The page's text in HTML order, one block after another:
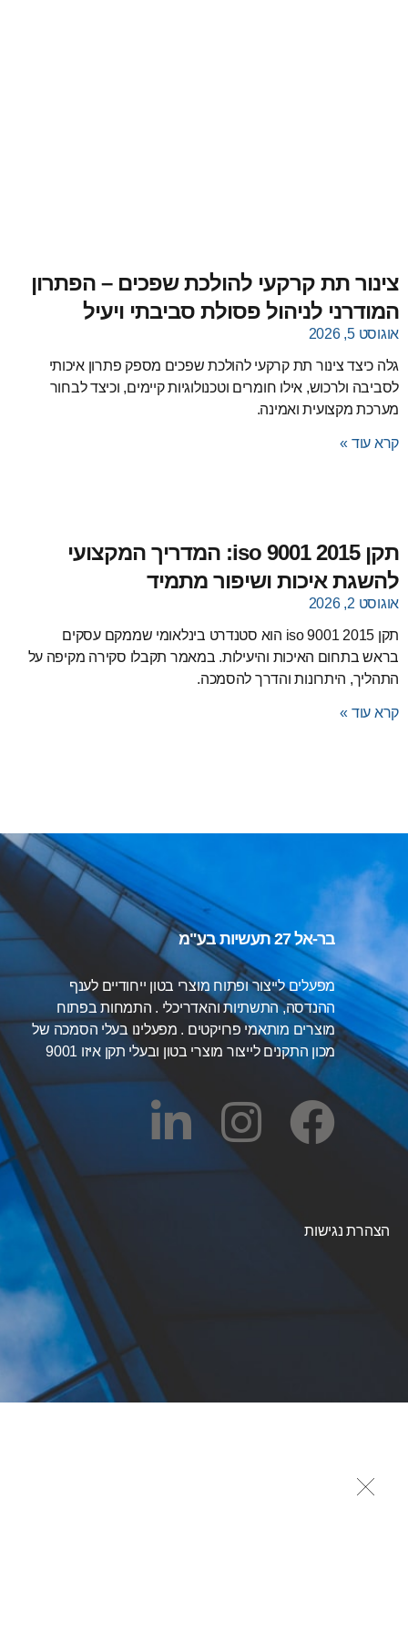
צינור תת קרקעי להולכת שפכים – הפתרון
המודרני לניהול פסולת סביבתי ויעיל
אוגוסט 5, 2026
גלה כיצד צינור תת קרקעי להולכת שפכים מספק פתרון איכותי
לסביבה ולרכוש, אילו חומרים וטכנולוגיות קיימים, וכיצד לבחור
מערכת מקצועית ואמינה.
קרא עוד »
תקן iso 9001 2015: המדריך המקצועי
להשגת איכות ושיפור מתמיד
אוגוסט 2, 2026
תקן iso 9001 2015 הוא סטנדרט בינלאומי שממקם עסקים
בראש בתחום האיכות והיעילות. במאמר תקבלו סקירה מקיפה על
התהליך, היתרונות והדרך להסמכה.
קרא עוד »
בר-אל 27 תעשיות בע"מ
מפעלים לייצור ופתוח מוצרי בטון ייחודיים לענף
ההנדסה, התשתיות והאדריכלי . התמחות בפתוח
מוצרים מותאמי פרויקטים . מפעלינו בעלי הסמכה של
מכון התקנים לייצור מוצרי בטון ובעלי תקן איזו 9001
הצהרת נגישות